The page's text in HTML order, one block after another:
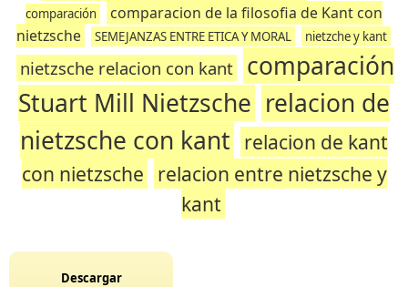
comparación
comparacion de la filosofia de Kant con
nietzsche
SEMEJANZAS ENTRE ETICA Y MORAL nietzche y kant
nietzsche relacion con kant
comparación
Stuart Mill Nietzsche relacion de
nietzsche con kant relacion de kant
con nietzsche relacion entre nietzsche y
kant
Descargar